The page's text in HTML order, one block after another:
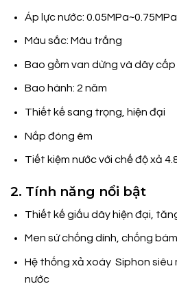
Áp lực nước: 0.05MPa~0.75MPa
Màu sắc: Màu trắng
Bao gồm van dừng và dây
Bao hành: 2 năm
Thiết kế sang trọng, hiện đại
Nắp đóng êm
Tiết kiệm nước với chế độ xả
2. Tính năng nổi bật
Thiết kế giấu dây hiện đại,
Men sứ chống dính, chống
Hệ thống xả xoáy Siphon siêu
nước